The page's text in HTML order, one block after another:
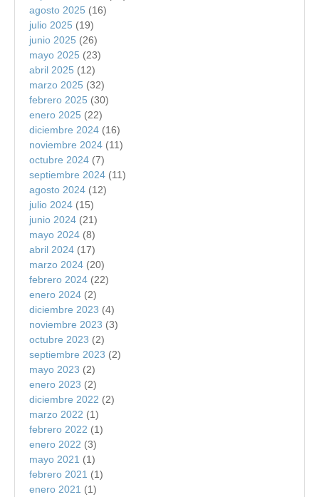
agosto 2025 (16)
julio 2025 (19)
junio 2025 (26)
mayo 2025 (23)
abril 2025 (12)
marzo 2025 (32)
febrero 2025 (30)
enero 2025 (22)
diciembre 2024 (16)
noviembre 2024 (11)
octubre 2024 (7)
septiembre 2024 (11)
agosto 2024 (12)
julio 2024 (15)
junio 2024 (21)
mayo 2024 (8)
abril 2024 (17)
marzo 2024 (20)
febrero 2024 (22)
enero 2024 (2)
diciembre 2023 (4)
noviembre 2023 (3)
octubre 2023 (2)
septiembre 2023 (2)
mayo 2023 (2)
enero 2023 (2)
diciembre 2022 (2)
marzo 2022 (1)
febrero 2022 (1)
enero 2022 (3)
mayo 2021 (1)
febrero 2021 (1)
enero 2021 (1)